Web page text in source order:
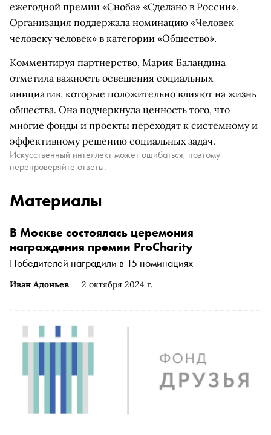
ежегодной премии «Сноба» «Сделано в России».
Организация поддержала номинацию «Человек
человеку человек» в категории «Общество».
Комментируя партнерство, Мария Баландина
отметила важность освещения социальных
инициатив, которые положительно влияют на жизнь
общества. Она подчеркнула ценность того, что
многие фонды и проекты переходят к системному и
эффективному решению социальных задач.
Искусственный интеллект может ошибаться, поэтому
перепроверяйте ответы.
Материалы
Иван Адоньев 2 октября 2024 г.
В Москве состоялась церемония
награждения премии ProCharity
Победителей наградили в 15 номинациях